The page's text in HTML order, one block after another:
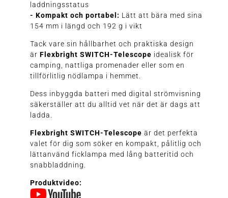
laddningsstatus
- Kompakt och portabel: Lätt att bära med sina
154 mm i längd och 192 g i vikt
Tack vare sin hållbarhet och praktiska design
är Flexbright SWITCH-Telescope idealisk för
camping, nattliga promenader eller som en
tillförlitlig nödlampa i hemmet.
Dess inbyggda batteri med digital strömvisning
säkerställer att du alltid vet när det är dags att
ladda.
Flexbright SWITCH-Telescope är det perfekta
valet för dig som söker en kompakt, pålitlig och
lättanvänd ficklampa med lång batteritid och
snabbladdning.
Produktvideo: